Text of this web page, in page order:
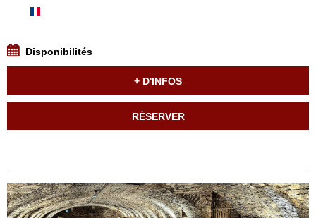
Disponibilités
+ D'INFOS
RÉSERVER